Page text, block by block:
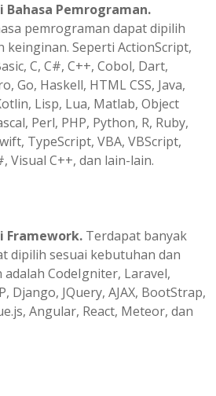
Bahasa Pemrograman.
pemrograman dapat dipilih
keinginan. Seperti ActionScript,
C, C#, C++, Cobol, Dart,
Go, Haskell, HTML CSS, Java,
Lisp, Lua, Matlab, Object
Perl, PHP, Python, R, Ruby,
TypeScript, VBA, VBScript,
Visual C++, dan lain-lain.
Framework. Terdapat banyak
dipilih sesuai kebutuhan dan
CodeIgniter, Laravel,
Django, JQuery, AJAX, BootStrap,
Angular, React, Meteor, dan